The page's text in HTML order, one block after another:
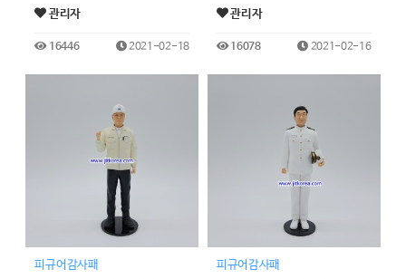
관리자
16446 2021-02-18
관리자
16078 2021-02-16
피규어감사패
피규어감사패